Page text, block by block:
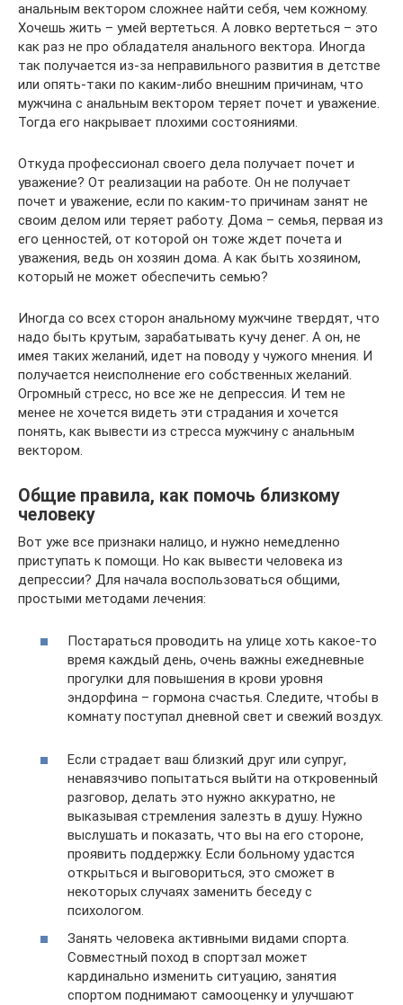
анальным вектором сложнее найти себя, чем кожному.
Хочешь жить – умей вертеться. А ловко вертеться – это
как раз не про обладателя анального вектора. Иногда
так получается из-за неправильного развития в детстве
или опять-таки по каким-либо внешним причинам, что
мужчина с анальным вектором теряет почет и уважение.
Тогда его накрывает плохими состояниями.
Откуда профессионал своего дела получает почет и
уважение? От реализации на работе. Он не получает
почет и уважение, если по каким-то причинам занят не
своим делом или теряет работу. Дома – семья, первая из
его ценностей, от которой он тоже ждет почета и
уважения, ведь он хозяин дома. А как быть хозяином,
который не может обеспечить семью?
Иногда со всех сторон анальному мужчине твердят, что
надо быть крутым, зарабатывать кучу денег. А он, не
имея таких желаний, идет на поводу у чужого мнения. И
получается неисполнение его собственных желаний.
Огромный стресс, но все же не депрессия. И тем не
менее не хочется видеть эти страдания и хочется
понять, как вывести из стресса мужчину с анальным
вектором.
Общие правила, как помочь близкому
человеку
Вот уже все признаки налицо, и нужно немедленно
приступать к помощи. Но как вывести человека из
депрессии? Для начала воспользоваться общими,
простыми методами лечения:
Постараться проводить на улице хоть какое-то
время каждый день, очень важны ежедневные
прогулки для повышения в крови уровня
эндорфина – гормона счастья. Следите, чтобы в
комнату поступал дневной свет и свежий воздух.
Если страдает ваш близкий друг или супруг,
ненавязчиво попытаться выйти на откровенный
разговор, делать это нужно аккуратно, не
выказывая стремления залезть в душу. Нужно
выслушать и показать, что вы на его стороне,
проявить поддержку. Если больному удастся
открыться и выговориться, это сможет в
некоторых случаях заменить беседу с
психологом.
Занять человека активными видами спорта.
Совместный поход в спортзал может
кардинально изменить ситуацию, занятия
спортом поднимают самооценку и улучшают